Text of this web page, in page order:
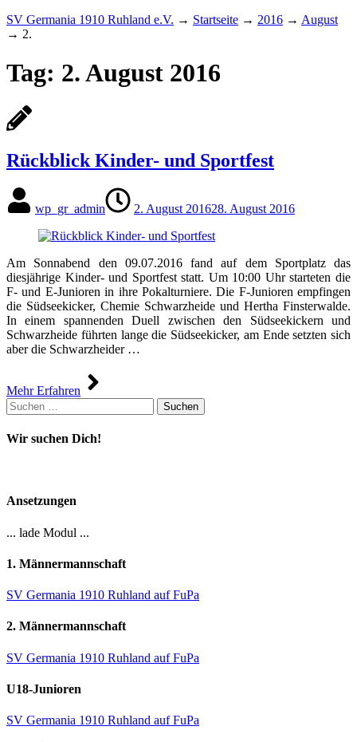
SV Germania 1910 Ruhland e.V. → Startseite → 2016 → August
→ 2.
Tag: 2. August 2016
Rückblick Kinder- und Sportfest
wp_gr_admin 2. August 201628. August 2016
Am Sonnabend den 09.07.2016 fand auf dem Sportplatz das
diesjährige Kinder- und Sportfest statt. Um 10:00 Uhr starteten die
F- und E-Junioren in ihre Pokalturniere. Die F-Junioren empfingen
die Südseekicker, Chemie Schwarzheide und Hertha Finsterwalde.
In einem spannenden Duell zwischen den Südseekickern und
Schwarzheide führten lange die Südseekicker, am Ende setzten sich
aber die Schwarzheider …
Mehr Erfahren
Suchen
nach:
Wir suchen Dich!
Ansetzungen
... lade Modul ...
1. Männermannschaft
SV Germania 1910 Ruhland auf FuPa
2. Männermannschaft
SV Germania 1910 Ruhland auf FuPa
U18-Junioren
SV Germania 1910 Ruhland auf FuPa